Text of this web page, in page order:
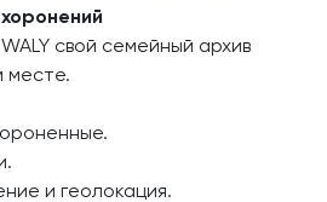
свой семейный архив
месте.
и геолокация.